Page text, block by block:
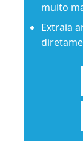
muito
Extraia